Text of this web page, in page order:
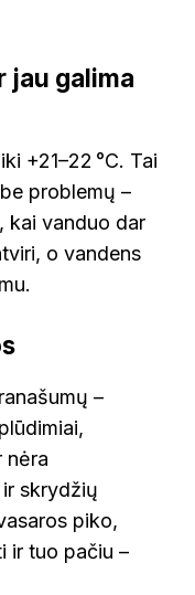
jau galima
+21–22 °C. Tai
problemų –
kai vanduo dar
o vandens
–
nėra
skrydžių
piko,
ir tuo pačiu –